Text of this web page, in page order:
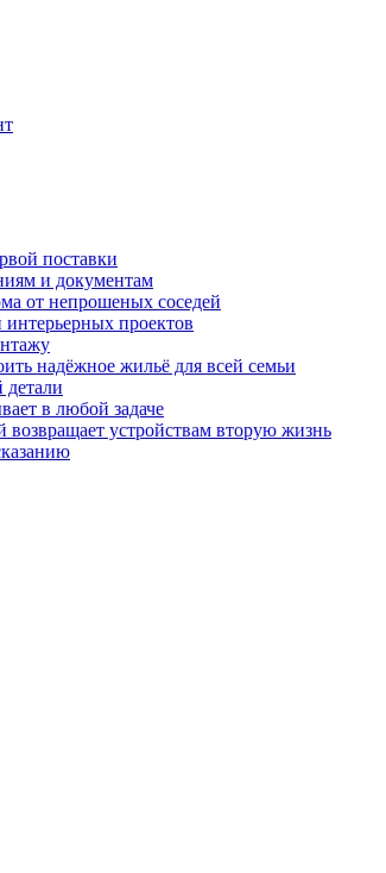
поставки
и документам
от непрошеных соседей
проектов
надёжное жильё для всей семьи
в любой задаче
устройствам вторую жизнь